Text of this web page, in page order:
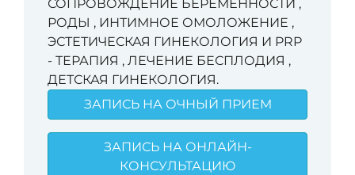
СОПРОВОЖДЕНИЕ БЕРЕМЕННОСТИ ,
РОДЫ , ИНТИМНОЕ ОМОЛОЖЕНИЕ ,
ЭСТЕТИЧЕСКАЯ ГИНЕКОЛОГИЯ И PRP
- ТЕРАПИЯ , ЛЕЧЕНИЕ БЕСПЛОДИЯ ,
ДЕТСКАЯ ГИНЕКОЛОГИЯ.
ЗАПИСЬ НА ОЧНЫЙ ПРИЕМ
ЗАПИСЬ НА ОНЛАЙН-
КОНСУЛЬТАЦИЮ